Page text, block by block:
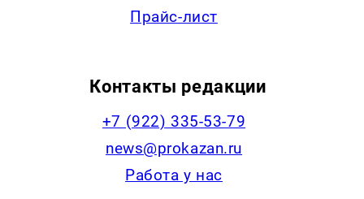
Прайс-лист
Контакты редакции
+7 (922) 335-53-79
news@prokazan.ru
Работа у нас